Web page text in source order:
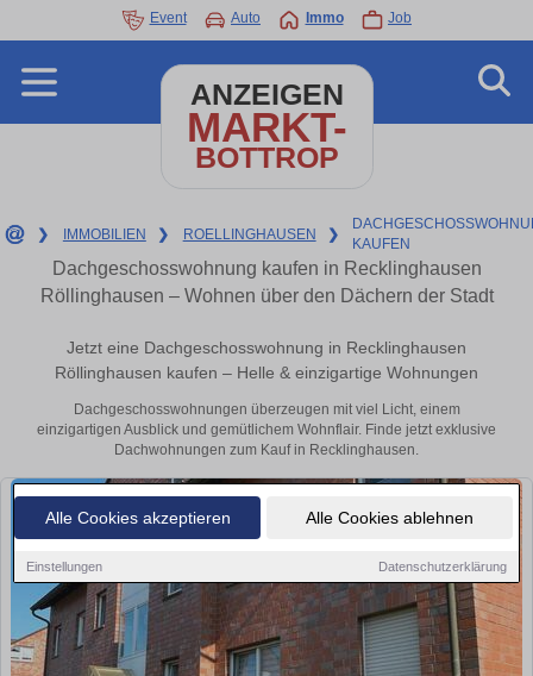
Alle Cookies akzeptieren Alle Cookies ablehnen
Einstellungen Datenschutzerklärung
Event Auto Immo Job
ANZEIGEN
MARKT-
BOTTROP
❯ IMMOBILIEN ❯ ROELLINGHAUSEN ❯
KAUFEN
Dachgeschosswohnung kaufen in Recklinghausen
Röllinghausen – Wohnen über den Dächern der Stadt
Jetzt eine Dachgeschosswohnung in Recklinghausen
Röllinghausen kaufen – Helle & einzigartige Wohnungen
Dachgeschosswohnungen überzeugen mit viel Licht, einem
einzigartigen Ausblick und gemütlichem Wohnflair. Finde jetzt exklusive
Dachwohnungen zum Kauf in Recklinghausen.